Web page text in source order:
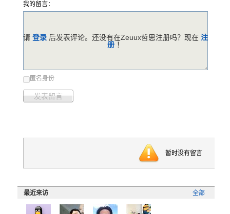
我的留言：
匿名身份
发表留言
请 登录 后发表评论。还没有在Zeuux哲思注册吗？现在 注
册 ！
暂时没有留言
全部
最近来访